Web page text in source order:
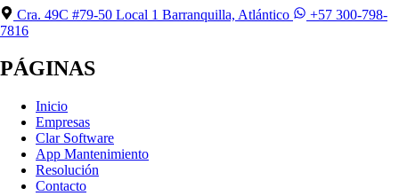
Cra. 49C #79-50 Local 1 Barranquilla, Atlántico
+57 300-798-
7816
PÁGINAS
Inicio
Empresas
Clar Software
App Mantenimiento
Resolución
Contacto